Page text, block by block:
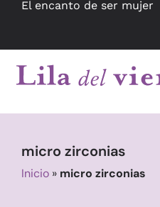
El encanto de ser mujer
micro zirconias
Inicio » micro zirconias